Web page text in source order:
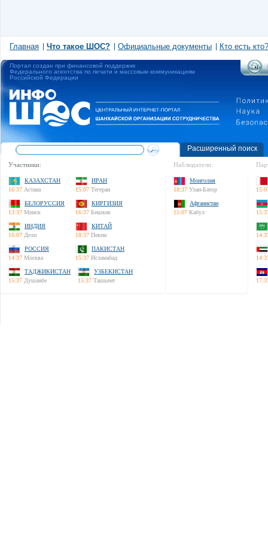
Главная Что такое ШОС? Официальные документы Кто есть кто?
Портал создан при финансовой поддержке
Федерального агентства по печати и массовым коммуникациям
Российской Федерации
Расширенный поиск
Участники:
КАЗАХСТАН
16:37 Астана
ИРАН
15:07 Тегеран
БЕЛОРУССИЯ
13:37 Минск
КИРГИЗИЯ
16:37 Бишкек
ИНДИЯ
16:07 Дели
КИТАЙ
18:37 Пекин
РОССИЯ
14:37 Москва
ПАКИСТАН
15:37 Исламабад
ТАДЖИКИСТАН
15:37 Душанбе
УЗБЕКИСТАН
15:37 Ташкент
Наблюдатели:
Монголия
18:37 Улан-Батор
Афганистан
15:07 Кабул